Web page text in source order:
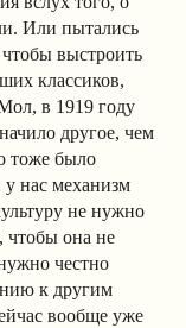
Или пытались
выстроить
классиков,
в 1919 году
другое, чем
тоже было
нас механизм
не нужно
чтобы она не
честно
к другим
вообще уже